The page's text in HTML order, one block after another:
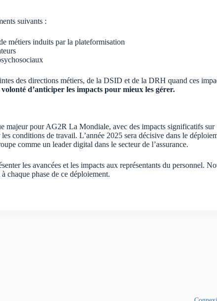
suivants :
métiers induits par la plateformisation
des directions métiers, de la DSID et de la DRH quand ces
d’anticiper les impacts pour mieux les gérer.
majeur pour AG2R La Mondiale, avec des impacts significatifs sur
conditions de travail. L’année 2025 sera décisive dans le
comme un leader digital dans le secteur de l’assurance.
les avancées et les impacts aux représentants du personnel.
chaque phase de ce déploiement.